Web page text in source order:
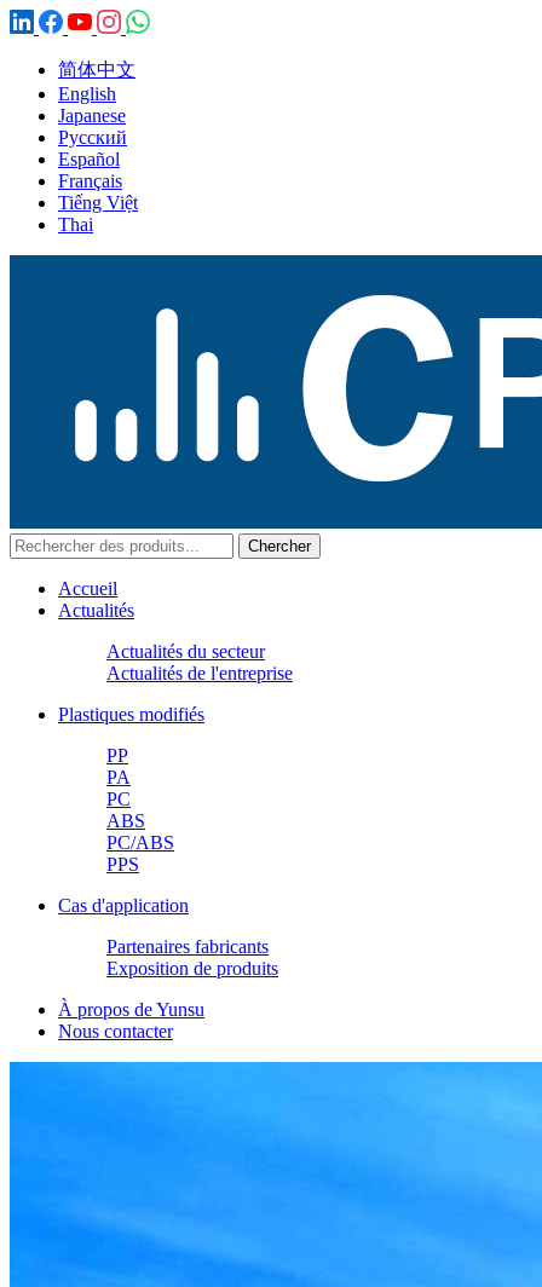
简体中文
English
Japanese
Русский
Español
Français
Tiếng Việt
Thai
Accueil
Actualités
Actualités du secteur
Actualités de l'entreprise
Plastiques modifiés
PP
PA
PC
ABS
PC/ABS
PPS
Cas d'application
Partenaires fabricants
Exposition de produits
À propos de Yunsu
Nous contacter